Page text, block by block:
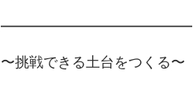
—————————————–
〜挑戦できる土台をつくる〜